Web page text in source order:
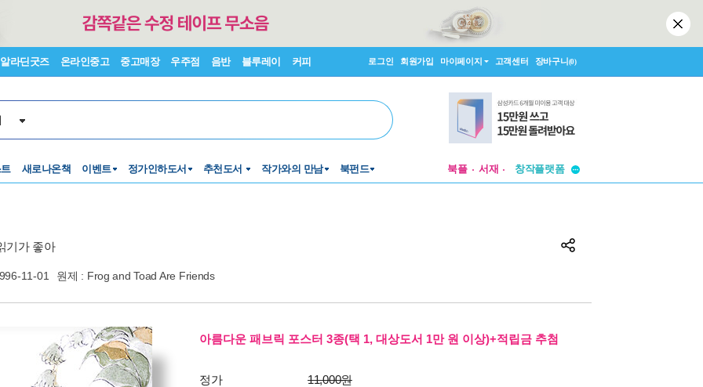
알라딘굿즈 온라인중고 중고매장 우주점 음반 블루레이 커피 로그인 회원가입 마이페이지 고객센터 장바구니(0)
새로나온책 이벤트 정가인하도서 추천도서 작가와의 만남 북펀드 북플 서재
창작플랫폼
기가 좋아
11-01 원제 : Frog and Toad Are Friends
아름다운 패브릭 포스터 3종(택 1, 대상도서 1만 원 이상)+적립금 추첨
정가
11,000원